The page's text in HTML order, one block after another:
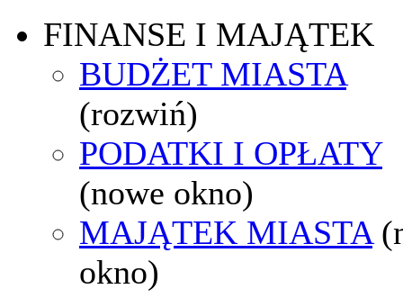
FINANSE I MAJĄTEK
BUDŻET MIASTA
(rozwiń)
PODATKI I OPŁATY
(nowe okno)
MAJĄTEK MIASTA
okno)